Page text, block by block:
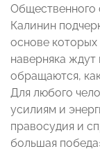
Общественного
Калинин
основе
наверняка
обращаются,
Для любого
усилиям и
правосудия и
большая